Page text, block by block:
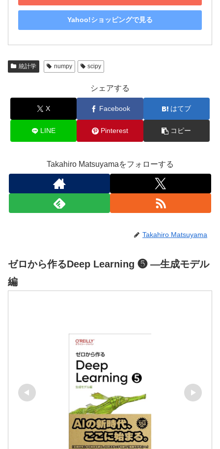
Yahoo!ショッピングで見る
統計学 numpy scipy
シェアする
X Facebook はてブ
LINE Pinterest コピー
Takahiro Matsuyamaをフォローする
Takahiro Matsuyama
ゼロから作るDeep Learning ❺ ―生成モデル
編